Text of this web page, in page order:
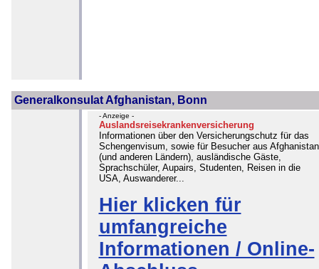
Generalkonsulat Afghanistan, Bonn
- Anzeige -
Auslandsreisekrankenversicherung
Informationen über den Versicherungschutz für das
Schengenvisum, sowie für Besucher aus Afghanistan
(und anderen Ländern), ausländische Gäste,
Sprachschüler, Aupairs, Studenten, Reisen in die
USA, Auswanderer...
Hier klicken für
umfangreiche
Informationen / Online-